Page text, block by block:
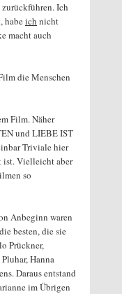
Ich
habeich nicht
macht auch
die Menschen
Film. Näher
und LIEBE IST
Triviale hier
ist. Vielleicht aber
so
Anbeginn waren
besten, die sie
Prückner,
Hanna
Daraus entstand
im Übrigen